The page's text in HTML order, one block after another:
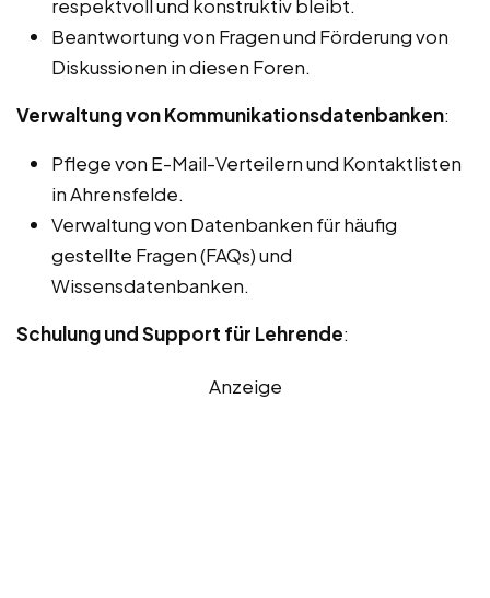
respektvoll und konstruktiv bleibt.
Beantwortung von Fragen und Förderung von
Diskussionen in diesen Foren.
Verwaltung von Kommunikationsdatenbanken:
Pflege von E-Mail-Verteilern und Kontaktlisten
in Ahrensfelde.
Verwaltung von Datenbanken für häufig
gestellte Fragen (FAQs) und
Wissensdatenbanken.
Schulung und Support für Lehrende:
Anzeige